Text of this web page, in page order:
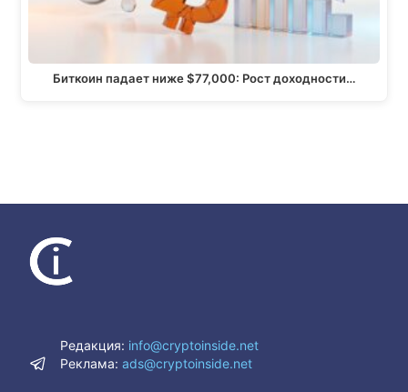
Биткоин падает ниже $77,000: Рост доходности…
Редакция: info@cryptoinside.net
Реклама:ads@cryptoinside.net